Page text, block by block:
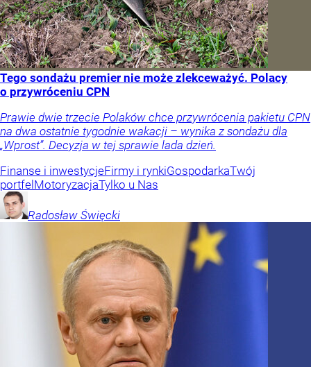
Tego sondażu premier nie może zlekceważyć. Polacy
o przywróceniu CPN
Prawie dwie trzecie Polaków chce przywrócenia pakietu CPN
na dwa ostatnie tygodnie wakacji – wynika z sondażu dla
„Wprost”. Decyzja w tej sprawie lada dzień.
Finanse i inwestycjeFirmy i rynkiGospodarkaTwój
portfelMotoryzacjaTylko u Nas
Radosław Święcki